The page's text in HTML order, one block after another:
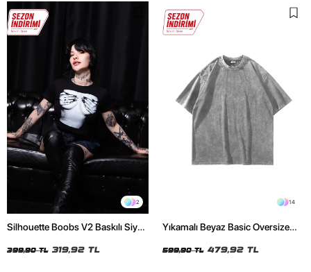
2
Silhouette Boobs V2 Baskılı Siyah
399,90 TL 319,92 TL
14
Yıkamalı Beyaz Basic Oversize
599,90 TL 479,92 TL